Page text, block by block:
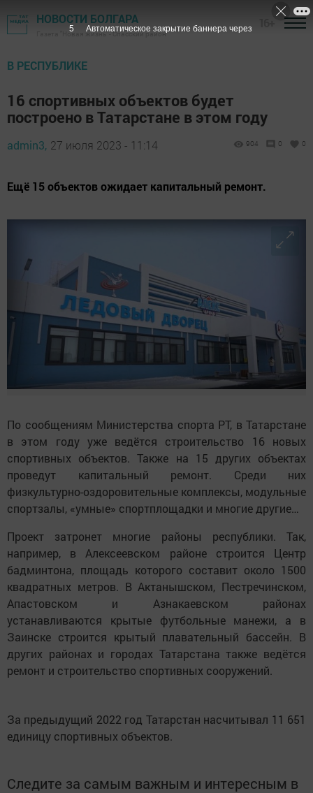
НОВОСТИ БОЛГАРА
Газета "Новая жизнь" - Спасский район
В РЕСПУБЛИКЕ
16 спортивных объектов будет
построено в Татарстане в этом году
admin3, 27 июля 2023 - 11:14 904 0 0
Ещё 15 объектов ожидает капитальный ремонт.
По сообщениям Министерства спорта РТ, в Татарстане
в этом году уже ведётся строительство 16 новых
спортивных объектов. Также на 15 других объектах
проведут капитальный ремонт. Среди них
физкультурно-оздоровительные комплексы, модульные
спортзалы, «умные» спортплощадки и многие другие…
Проект затронет многие районы республики. Так,
например, в Алексеевском районе строится Центр
бадминтона, площадь которого составит около 1500
квадратных метров. В Актанышском, Пестречинском,
Апастовском и Азнакаевском районах
устанавливаются крытые футбольные манежи, а в
Заинске строится крытый плавательный бассейн. В
других районах и городах Татарстана также ведётся
ремонт и строительство спортивных сооружений.
За предыдущий 2022 год Татарстан насчитывал 11 651
единицу спортивных объектов.
Следите за самым важным и интересным в
4 Автоматическое закрытие баннера через